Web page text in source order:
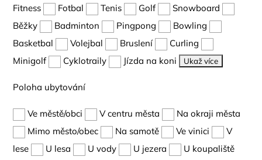
Fitness
Fotbal Tenis Golf
Snowboard
Běžky
Badminton Pingpong
Bowling
Basketbal
Volejbal Bruslení
Curling
Minigolf
Cyklotraily Jízda na koni Ukaž více
Poloha ubytování
Ve městě/obci V centru města
Na okraji města
Mimo město/obec
Na samotě Ve vinici
V
lese
U lesa U vody U jezera
U koupaliště